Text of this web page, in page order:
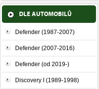
DLE AUTOMOBILŮ
Defender (1987-2007)
Defender (2007-2016)
Defender (od 2019-)
Discovery I (1989-1998)